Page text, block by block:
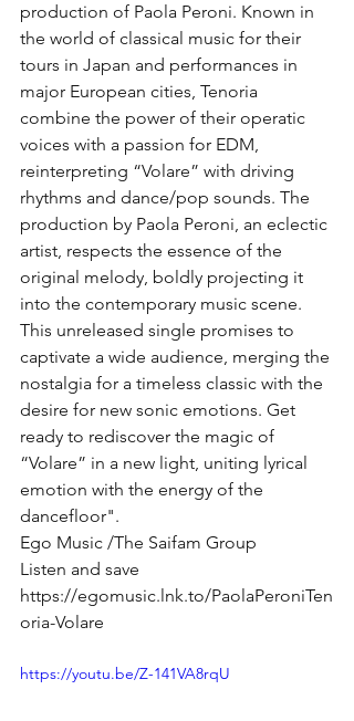
production of Paola Peroni. Known in
the world of classical music for their
tours in Japan and performances in
major European cities, Tenoria
combine the power of their operatic
voices with a passion for EDM,
reinterpreting “Volare” with driving
rhythms and dance/pop sounds. The
production by Paola Peroni, an eclectic
artist, respects the essence of the
original melody, boldly projecting it
into the contemporary music scene.
This unreleased single promises to
captivate a wide audience, merging the
nostalgia for a timeless classic with the
desire for new sonic emotions. Get
ready to rediscover the magic of
“Volare” in a new light, uniting lyrical
emotion with the energy of the
dancefloor".
Ego Music /The Saifam Group
Listen and save
https://egomusic.lnk.to/PaolaPeroniTen
oria-Volare
https://youtu.be/Z-141VA8rqU